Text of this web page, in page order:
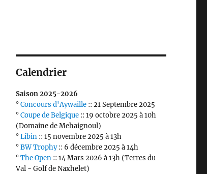
Calendrier
Saison 2025-2026
°Concours d'Aywaille:: 21 Septembre 2025
°Coupe de Belgique:: 19 octobre 2025 à 10h
(Domaine de Mehaignoul)
°Libin:: 15 novembre 2025 à 13h
°BW Trophy:: 6 décembre 2025 à 14h
°The Open:: 14 Mars 2026 à 13h (Terres du
Val - Golf de Naxhelet)